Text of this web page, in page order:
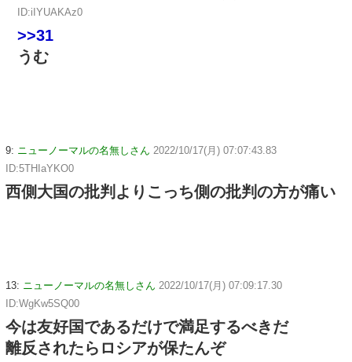
ID:iIYUAKAz0
>>31
うむ
9: ニューノーマルの名無しさん 2022/10/17(月) 07:07:43.83
ID:5THIaYKO0
西側大国の批判よりこっち側の批判の方が痛い
13: ニューノーマルの名無しさん 2022/10/17(月) 07:09:17.30
ID:WgKw5SQ00
今は友好国であるだけで満足するべきだ
離反されたらロシアが保たんぞ